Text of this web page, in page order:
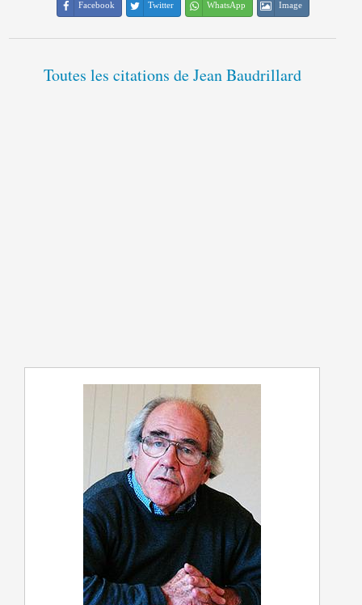
Facebook Twitter WhatsApp Image
Toutes les citations de Jean Baudrillard